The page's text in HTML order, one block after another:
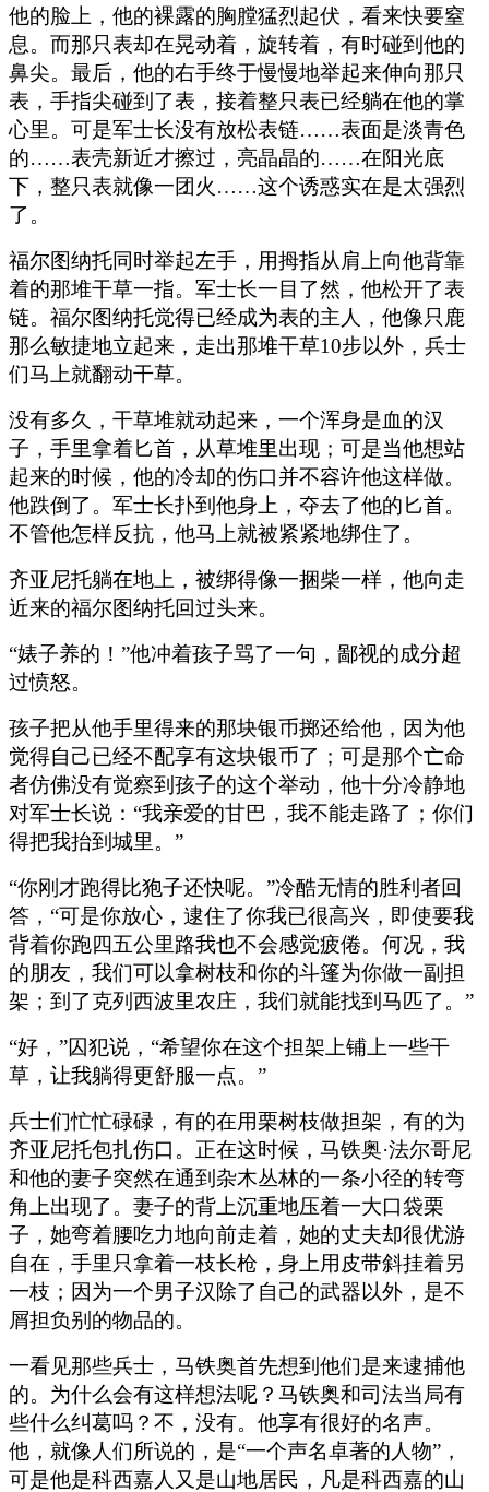
他的脸上，他的裸露的胸膛猛烈起伏，看来快要窒
息。而那只表却在晃动着，旋转着，有时碰到他的
鼻尖。最后，他的右手终于慢慢地举起来伸向那只
表，手指尖碰到了表，接着整只表已经躺在他的掌
心里。可是军士长没有放松表链……表面是淡青色
的……表壳新近才擦过，亮晶晶的……在阳光底
下，整只表就像一团火……这个诱惑实在是太强烈
了。
福尔图纳托同时举起左手，用拇指从肩上向他背靠
着的那堆干草一指。军士长一目了然，他松开了表
链。福尔图纳托觉得已经成为表的主人，他像只鹿
那么敏捷地立起来，走出那堆干草10步以外，兵士
们马上就翻动干草。
没有多久，干草堆就动起来，一个浑身是血的汉
子，手里拿着匕首，从草堆里出现；可是当他想站
起来的时候，他的冷却的伤口并不容许他这样做。
他跌倒了。军士长扑到他身上，夺去了他的匕首。
不管他怎样反抗，他马上就被紧紧地绑住了。
齐亚尼托躺在地上，被绑得像一捆柴一样，他向走
近来的福尔图纳托回过头来。
“婊子养的！”他冲着孩子骂了一句，鄙视的成分超
过愤怒。
孩子把从他手里得来的那块银币掷还给他，因为他
觉得自己已经不配享有这块银币了；可是那个亡命
者仿佛没有觉察到孩子的这个举动，他十分冷静地
对军士长说：“我亲爱的甘巴，我不能走路了；你们
得把我抬到城里。”
“你刚才跑得比狍子还快呢。”冷酷无情的胜利者回
答，“可是你放心，逮住了你我已很高兴，即使要我
背着你跑四五公里路我也不会感觉疲倦。何况，我
的朋友，我们可以拿树枝和你的斗篷为你做一副担
架；到了克列西波里农庄，我们就能找到马匹了。”
“好，”囚犯说，“希望你在这个担架上铺上一些干
草，让我躺得更舒服一点。”
兵士们忙忙碌碌，有的在用栗树枝做担架，有的为
齐亚尼托包扎伤口。正在这时候，马铁奥·法尔哥尼
和他的妻子突然在通到杂木丛林的一条小径的转弯
角上出现了。妻子的背上沉重地压着一大口袋栗
子，她弯着腰吃力地向前走着，她的丈夫却很优游
自在，手里只拿着一枝长枪，身上用皮带斜挂着另
一枝；因为一个男子汉除了自己的武器以外，是不
屑担负别的物品的。
一看见那些兵士，马铁奥首先想到他们是来逮捕他
的。为什么会有这样想法呢？马铁奥和司法当局有
些什么纠葛吗？不，没有。他享有很好的名声。
他，就像人们所说的，是“一个声名卓著的人物”，
可是他是科西嘉人又是山地居民，凡是科西嘉的山